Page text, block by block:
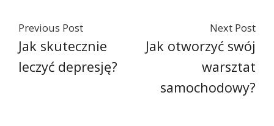
Previous Post
Jak skutecznie
leczyć depresję?
Next Post
Jak otworzyć swój
warsztat
samochodowy?